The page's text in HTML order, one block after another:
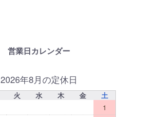
営業日カレンダー
2026年8月の定休日
火 水 木 金
土
1